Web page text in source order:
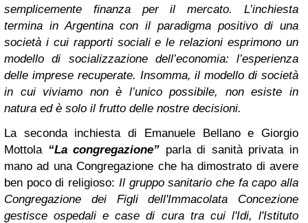
semplicemente finanza per il mercato. L’inchiesta
termina in Argentina con il paradigma positivo di una
società i cui rapporti sociali e le relazioni esprimono un
modello di socializzazione dell’economia: l’esperienza
delle imprese recuperate. Insomma, il modello di società
in cui viviamo non è l’unico possibile, non esiste in
natura ed è solo il frutto delle nostre decisioni.
La seconda inchiesta di Emanuele Bellano e Giorgio
Mottola “La congregazione” parla di sanità privata in
mano ad una Congregazione che ha dimostrato di avere
ben poco di religioso: Il gruppo sanitario che fa capo alla
Congregazione dei Figli dell'Immacolata Concezione
gestisce ospedali e case di cura tra cui l'Idi, l'Istituto